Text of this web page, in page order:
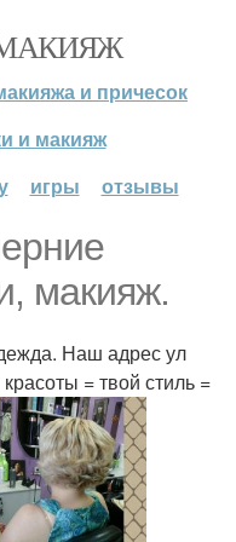
и причесок
и макияж
игры отзывы
макияж.
Наш адрес ул
= твой стиль =